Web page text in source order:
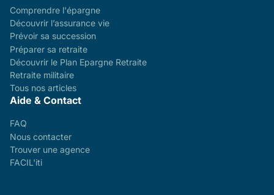
Comprendre l'épargne
Découvrir l’assurance vie
Prévoir sa succession
Préparer sa retraite
Découvrir le Plan Epargne Retraite
Retraite militaire
Tous nos articles
Aide & Contact
FAQ
Nous contacter
Trouver une agence
FACIL'iti